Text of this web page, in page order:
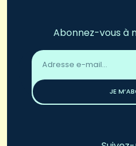
Abonnez-vous à
Adresse
email
JE